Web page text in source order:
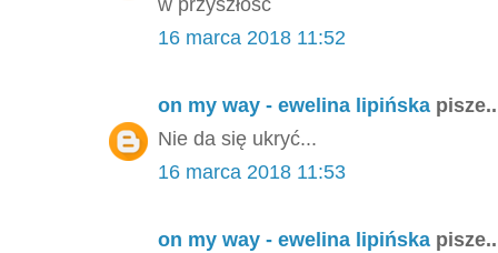
w przyszłość
16 marca 2018 11:52
on my way - ewelina lipińska
Nie da się ukryć...
16 marca 2018 11:53
on my way - ewelina lipińska